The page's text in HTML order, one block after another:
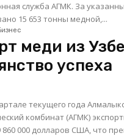
АГМК. За указанный период было
15 653 тонны медной,...
меди из
успеха
текущего года
комбинат (АГМК)
860 000 долларов США, что